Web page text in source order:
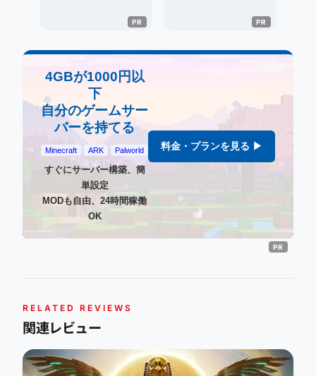
4GBが1000円以
下
自分のゲームサー
バーを持てる
Minecraft ARK Palworld
すぐにサーバー構築、簡
単設定
MODも自由、24時間稼働
OK
料金・プランを見る ▶
RELATED REVIEWS
関連レビュー